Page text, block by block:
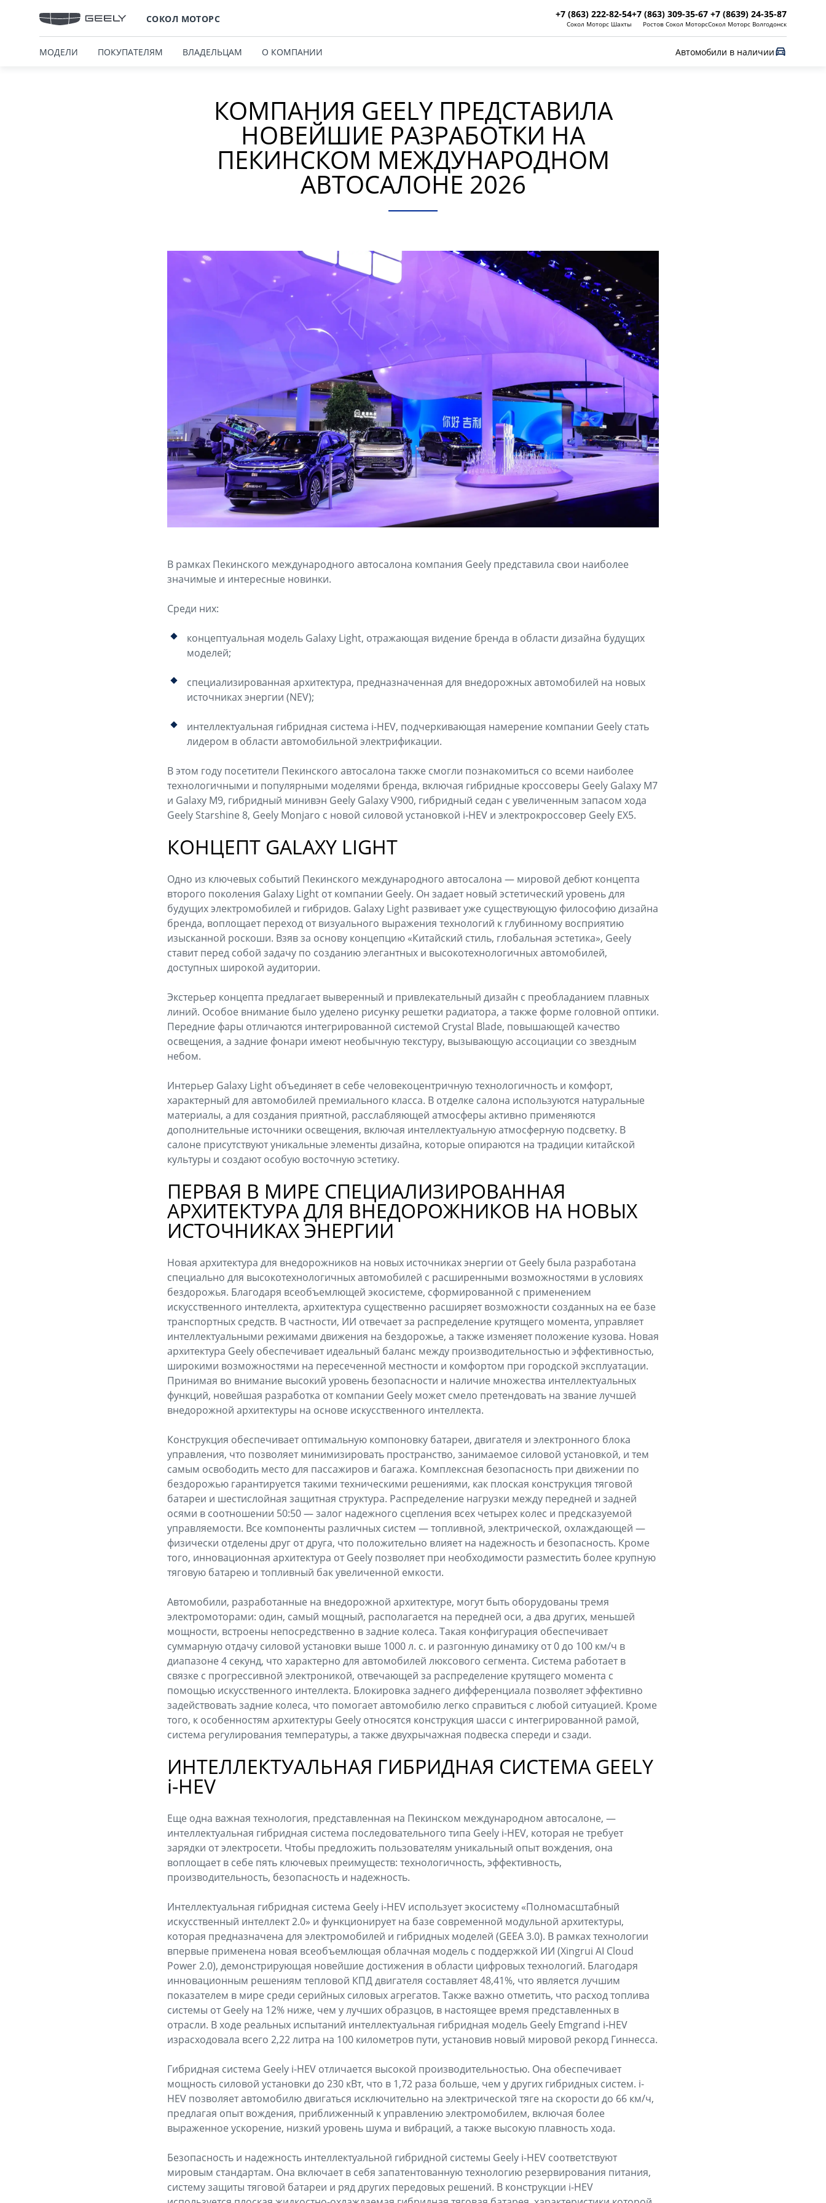
СОКОЛ МОТОРС +7 (863) 222-82-54
Сокол Моторс Шахты
+7 (863) 309-35-67
Ростов Сокол Моторс
+7 (8639) 24-35-87
Сокол Моторс Волгодонск
МОДЕЛИ ПОКУПАТЕЛЯМ ВЛАДЕЛЬЦАМ О КОМПАНИИ Автомобили в наличии
КОМПАНИЯ GEELY ПРЕДСТАВИЛА
НОВЕЙШИЕ РАЗРАБОТКИ НА
ПЕКИНСКОМ МЕЖДУНАРОДНОМ
АВТОСАЛОНЕ 2026
В рамках Пекинского международного автосалона компания Geely представила свои наиболее
значимые и интересные новинки.
Среди них:
концептуальная модель Galaxy Light, отражающая видение бренда в области дизайна будущих
моделей;
специализированная архитектура, предназначенная для внедорожных автомобилей на новых
источниках энергии (NEV);
интеллектуальная гибридная система i-HEV, подчеркивающая намерение компании Geely стать
лидером в области автомобильной электрификации.
В этом году посетители Пекинского автосалона также смогли познакомиться со всеми наиболее
технологичными и популярными моделями бренда, включая гибридные кроссоверы Geely Galaxy M7
и Galaxy M9, гибридный минивэн Geely Galaxy V900, гибридный седан с увеличенным запасом хода
Geely Starshine 8, Geely Monjaro с новой силовой установкой i-HEV и электрокроссовер Geely EX5.
КОНЦЕПТ GALAXY LIGHT
Одно из ключевых событий Пекинского международного автосалона — мировой дебют концепта
второго поколения Galaxy Light от компании Geely. Он задает новый эстетический уровень для
будущих электромобилей и гибридов. Galaxy Light развивает уже существующую философию дизайна
бренда, воплощает переход от визуального выражения технологий к глубинному восприятию
изысканной роскоши. Взяв за основу концепцию «Китайский стиль, глобальная эстетика», Geely
ставит перед собой задачу по созданию элегантных и высокотехнологичных автомобилей,
доступных широкой аудитории.
Экстерьер концепта предлагает выверенный и привлекательный дизайн с преобладанием плавных
линий. Особое внимание было уделено рисунку решетки радиатора, а также форме головной оптики.
Передние фары отличаются интегрированной системой Crystal Blade, повышающей качество
освещения, а задние фонари имеют необычную текстуру, вызывающую ассоциации со звездным
небом.
Интерьер Galaxy Light объединяет в себе человекоцентричную технологичность и комфорт,
характерный для автомобилей премиального класса. В отделке салона используются натуральные
материалы, а для создания приятной, расслабляющей атмосферы активно применяются
дополнительные источники освещения, включая интеллектуальную атмосферную подсветку. В
салоне присутствуют уникальные элементы дизайна, которые опираются на традиции китайской
культуры и создают особую восточную эстетику.
ПЕРВАЯ В МИРЕ СПЕЦИАЛИЗИРОВАННАЯ
АРХИТЕКТУРА ДЛЯ ВНЕДОРОЖНИКОВ НА НОВЫХ
ИСТОЧНИКАХ ЭНЕРГИИ
Новая архитектура для внедорожников на новых источниках энергии от Geely была разработана
специально для высокотехнологичных автомобилей с расширенными возможностями в условиях
бездорожья. Благодаря всеобъемлющей экосистеме, сформированной с применением
искусственного интеллекта, архитектура существенно расширяет возможности созданных на ее базе
транспортных средств. В частности, ИИ отвечает за распределение крутящего момента, управляет
интеллектуальными режимами движения на бездорожье, а также изменяет положение кузова. Новая
архитектура Geely обеспечивает идеальный баланс между производительностью и эффективностью,
широкими возможностями на пересеченной местности и комфортом при городской эксплуатации.
Принимая во внимание высокий уровень безопасности и наличие множества интеллектуальных
функций, новейшая разработка от компании Geely может смело претендовать на звание лучшей
внедорожной архитектуры на основе искусственного интеллекта.
Конструкция обеспечивает оптимальную компоновку батареи, двигателя и электронного блока
управления, что позволяет минимизировать пространство, занимаемое силовой установкой, и тем
самым освободить место для пассажиров и багажа. Комплексная безопасность при движении по
бездорожью гарантируется такими техническими решениями, как плоская конструкция тяговой
батареи и шестислойная защитная структура. Распределение нагрузки между передней и задней
осями в соотношении 50:50 — залог надежного сцепления всех четырех колес и предсказуемой
управляемости. Все компоненты различных систем — топливной, электрической, охлаждающей —
физически отделены друг от друга, что положительно влияет на надежность и безопасность. Кроме
того, инновационная архитектура от Geely позволяет при необходимости разместить более крупную
тяговую батарею и топливный бак увеличенной емкости.
Автомобили, разработанные на внедорожной архитектуре, могут быть оборудованы тремя
электромоторами: один, самый мощный, располагается на передней оси, а два других, меньшей
мощности, встроены непосредственно в задние колеса. Такая конфигурация обеспечивает
суммарную отдачу силовой установки выше 1000 л. с. и разгонную динамику от 0 до 100 км/ч в
диапазоне 4 секунд, что характерно для автомобилей люксового сегмента. Система работает в
связке с прогрессивной электроникой, отвечающей за распределение крутящего момента с
помощью искусственного интеллекта. Блокировка заднего дифференциала позволяет эффективно
задействовать задние колеса, что помогает автомобилю легко справиться с любой ситуацией. Кроме
того, к особенностям архитектуры Geely относятся конструкция шасси с интегрированной рамой,
система регулирования температуры, а также двухрычажная подвеска спереди и сзади.
ИНТЕЛЛЕКТУАЛЬНАЯ ГИБРИДНАЯ СИСТЕМА GEELY
i-HEV
Еще одна важная технология, представленная на Пекинском международном автосалоне, —
интеллектуальная гибридная система последовательного типа Geely i-HEV, которая не требует
зарядки от электросети. Чтобы предложить пользователям уникальный опыт вождения, она
воплощает в себе пять ключевых преимуществ: технологичность, эффективность,
производительность, безопасность и надежность.
Интеллектуальная гибридная система Geely i-HEV использует экосистему «Полномасштабный
искусственный интеллект 2.0» и функционирует на базе современной модульной архитектуры,
которая предназначена для электромобилей и гибридных моделей (GEEA 3.0). В рамках технологии
впервые применена новая всеобъемлющая облачная модель с поддержкой ИИ (Xingrui AI Cloud
Power 2.0), демонстрирующая новейшие достижения в области цифровых технологий. Благодаря
инновационным решениям тепловой КПД двигателя составляет 48,41%, что является лучшим
показателем в мире среди серийных силовых агрегатов. Также важно отметить, что расход топлива
системы от Geely на 12% ниже, чем у лучших образцов, в настоящее время представленных в
отрасли. В ходе реальных испытаний интеллектуальная гибридная модель Geely Emgrand i-HEV
израсходовала всего 2,22 литра на 100 километров пути, установив новый мировой рекорд Гиннесса.
Гибридная система Geely i-HEV отличается высокой производительностью. Она обеспечивает
мощность силовой установки до 230 кВт, что в 1,72 раза больше, чем у других гибридных систем. i-
HEV позволяет автомобилю двигаться исключительно на электрической тяге на скорости до 66 км/ч,
предлагая опыт вождения, приближенный к управлению электромобилем, включая более
выраженное ускорение, низкий уровень шума и вибраций, а также высокую плавность хода.
Безопасность и надежность интеллектуальной гибридной системы Geely i-HEV соответствуют
мировым стандартам. Она включает в себя запатентованную технологию резервирования питания,
систему защиты тяговой батареи и ряд других передовых решений. В конструкции i-HEV